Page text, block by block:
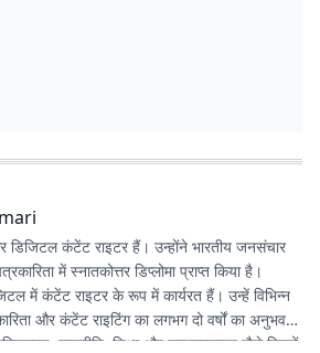
डिजिटल कंटेंट राइटर हैं। उन्होंने भारतीय जनसंचार
में स्नातकोत्तर डिप्लोमा प्राप्त किया है।
में कंटेंट राइटर के रूप में कार्यरत हैं। उन्हें विभिन्न
और कंटेंट राइटिंग का लगभग दो वर्षों का अनुभव
राजनीति, शिक्षा और लाइफस्टाइल जैसे विषयों